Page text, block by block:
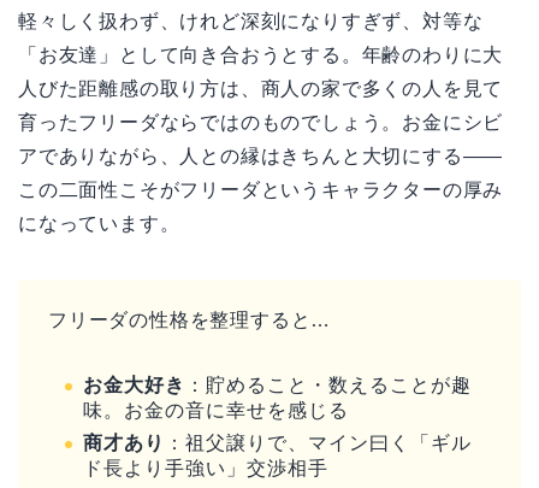
軽々しく扱わず、けれど深刻になりすぎず、対等な
「お友達」として向き合おうとする。年齢のわりに大
人びた距離感の取り方は、商人の家で多くの人を見て
育ったフリーダならではのものでしょう。お金にシビ
アでありながら、人との縁はきちんと大切にする——
この二面性こそがフリーダというキャラクターの厚み
になっています。
フリーダの性格を整理すると…
お金大好き ：貯めること・数えることが趣
味。お金の音に幸せを感じる
商才あり
：祖父譲りで、マイン曰く「ギル
ド長より手強い」交渉相手